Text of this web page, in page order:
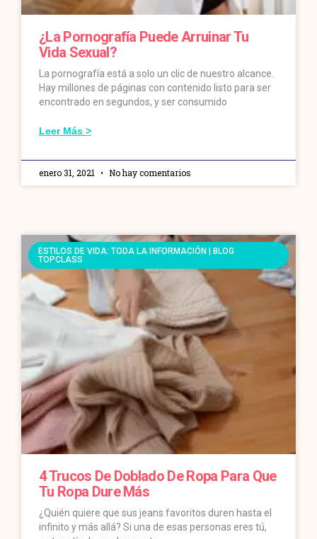
¿La Pornografía Puede Arruinar Tu
Vida Sexual?
La pornografía está a solo un clic de nuestro alcance.
Hay millones de páginas con contenido listo para ser
encontrado en segundos, y ser consumido
Leer Más >
enero 31, 2021 No hay comentarios
ESTILOS DE VIDA: TODA LA INFORMACIÓN | BLOG
TOPCLASS
4 Trucos De Doblado De Ropa Para Que
Tu Ropa Dure Más
¿Quién quiere que sus jeans favoritos duren hasta el
infinito y más allá? Si una de esas personas eres tú,